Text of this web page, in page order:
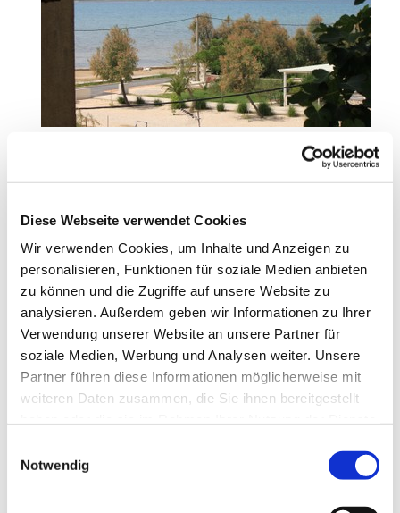
Diese Webseite verwendet Cookies
Wir verwenden Cookies, um Inhalte und Anzeigen zu
personalisieren, Funktionen für soziale Medien anbieten
zu können und die Zugriffe auf unsere Website zu
analysieren. Außerdem geben wir Informationen zu Ihrer
Verwendung unserer Website an unsere Partner für
soziale Medien, Werbung und Analysen weiter. Unsere
Partner führen diese Informationen möglicherweise mit
weiteren Daten zusammen, die Sie ihnen bereitgestellt
Notwendig
Auch verschiedene Spiele, Mottoabende, Sport und
Kreativität kamen nicht zu kurz. Doch neben all dem
Gemeinschaft zusammengewachsen sind. Wenn da
junge Menschen sitzen und gemeinsam Lieder singen
von einem Gott, der sie sieht, wenn sie sich austauschen
darüber, wo Gott Geschichte mit ihnen schreibt und sie
sich gegenseitig helfen und unterstützen, dann spüre ich,
dass da Geist Gottes weht. Danke Gott! Wir freuen uns
schon aufs nächste Jahr, wenn es wieder heißt „Go
together…“.